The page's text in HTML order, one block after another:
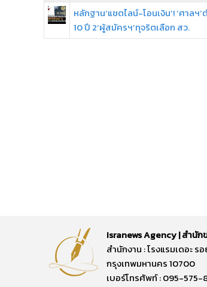
หลักฐาน‘แชตไลน์-โอนเงิน’! ‘ศาล
10 ปี 2‘ผู้สมัครฯ’ทุจริตเลือก สว.
Isranews Agency | สำนัก
สำนักงาน : โรงแรมเดอะ
กรุงเทพมหานคร 10700
เบอร์โทรศัพท์ : 095-575-